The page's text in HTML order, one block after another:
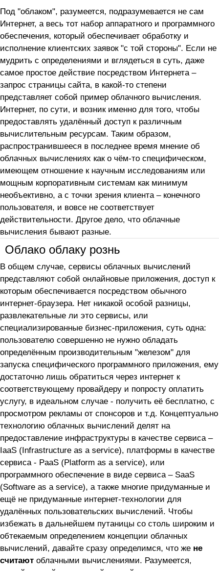
Под "облаком", разумеется, подразумевается не сам
Интернет, а весь тот набор аппаратного и программного
обеспечения, который обеспечивает обработку и
исполнение клиентских заявок "с той стороны". Если не
мудрить с определениями и вглядеться в суть, даже
самое простое действие посредством Интернета –
запрос страницы сайта, в какой-то степени
представляет собой пример облачного вычисления.
Интернет, по сути, и возник именно для того, чтобы
предоставлять удалённый доступ к различным
вычислительным ресурсам. Таким образом,
распространившееся в последнее время мнение об
облачных вычислениях как о чём-то специфическом,
имеющем отношение к научным исследованиям или
мощным корпоративным системам как минимум
необъективно, а с точки зрения клиента – конечного
пользователя, и вовсе не соответствует
действительности. Другое дело, что облачные
вычисления бывают разные.
Облако облаку рознь
В общем случае, сервисы облачных вычислений
представляют собой онлайновые приложения, доступ к
которым обеспечивается посредством обычного
интернет-браузера. Нет никакой особой разницы,
развлекательные ли это сервисы, или
специализированные бизнес-приложения, суть одна:
пользователю совершенно не нужно обладать
определённым производительным "железом" для
запуска специфического программного приложения, ему
достаточно лишь обратиться через интернет к
соответствующему провайдеру и попросту оплатить
услугу, в идеальном случае - получить её бесплатно, с
просмотром рекламы от спонсоров и т.д. Концептуально
технологию облачных вычислений делят на
предоставление инфраструктуры в качестве сервиса –
IaaS (Infrastructure as a service), платформы в качестве
сервиса - PaaS (Platform as a service), или
программного обеспечение в виде сервиса – SaaS
(Software as a service), а также многие придуманные и
ещё не придуманные интернет-технологии для
удалённых пользовательских вычислений. Чтобы
избежать в дальнейшем путаницы со столь широким и
обтекаемым определением концепции облачных
вычислений, давайте сразу определимся, что же не
считают облачными вычислениями. Разумеется,